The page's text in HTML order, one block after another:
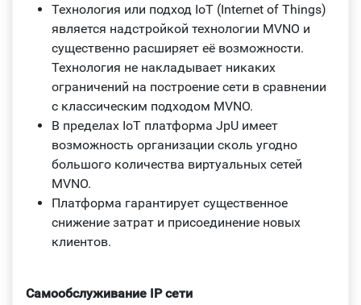
Технология или подход IoT (Internet of Things)
является надстройкой технологии MVNO и
существенно расширяет её возможности.
Технология не накладывает никаких
ограничений на построение сети в сравнении
с классическим подходом MVNO.
В пределах IoT платформа JpU имеет
возможность организации сколь угодно
большого количества виртуальных сетей
MVNO.
Платформа гарантирует существенное
снижение затрат и присоединение новых
клиентов.
Самообслуживание IP сети